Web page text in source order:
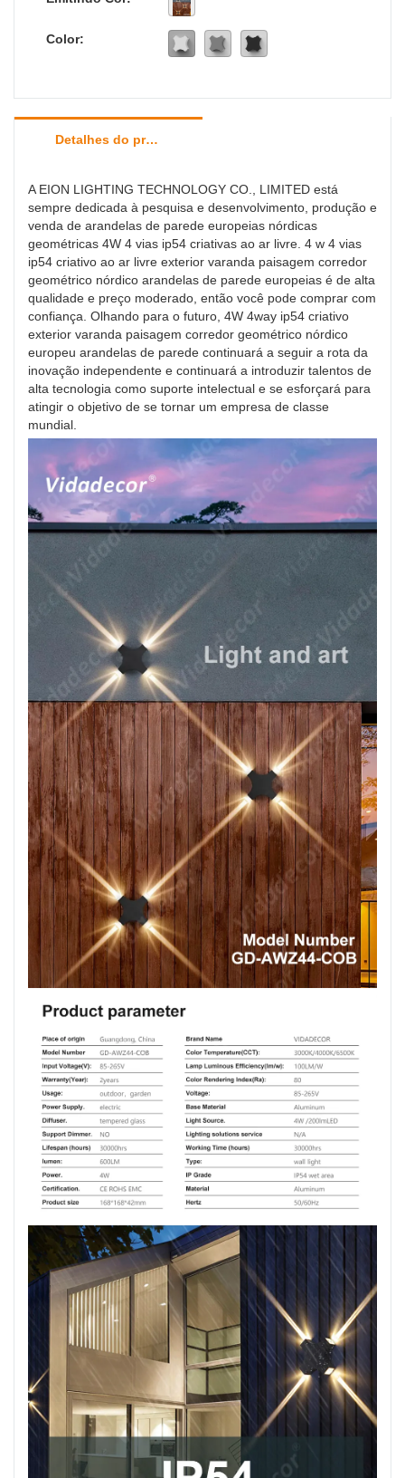
amarração ao ar livre tem um desempenho
estável e poderoso. Tem tantas vantagens que
são desenvolvidas de forma nova e
Color:
Detalhes do produto
A EION LIGHTING TECHNOLOGY CO., LIMITED está
sempre dedicada à pesquisa e desenvolvimento, produção e
venda de arandelas de parede europeias nórdicas
geométricas 4W 4 vias ip54 criativas ao ar livre. 4 w 4 vias
ip54 criativo ao ar livre exterior varanda paisagem corredor
geométrico nórdico arandelas de parede europeias é de alta
qualidade e preço moderado, então você pode comprar com
confiança. Olhando para o futuro, 4W 4way ip54 criativo
exterior varanda paisagem corredor geométrico nórdico
europeu arandelas de parede continuará a seguir a rota da
inovação independente e continuará a introduzir talentos de
alta tecnologia como suporte intelectual e se esforçará para
atingir o objetivo de se tornar um empresa de classe
mundial.